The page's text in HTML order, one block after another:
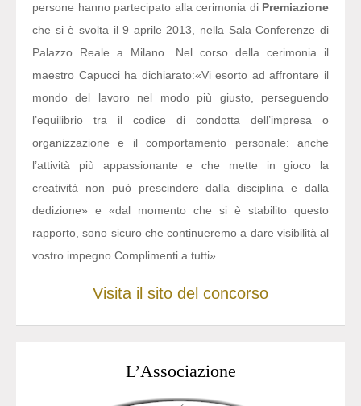
persone hanno partecipato alla cerimonia di Premiazione
che si è svolta il 9 aprile 2013, nella Sala Conferenze di
Palazzo Reale a Milano. Nel corso della cerimonia il
maestro Capucci ha dichiarato:«Vi esorto ad affrontare il
mondo del lavoro nel modo più giusto, perseguendo
l’equilibrio tra il codice di condotta dell’impresa o
organizzazione e il comportamento personale: anche
l’attività più appassionante e che mette in gioco la
creatività non può prescindere dalla disciplina e dalla
dedizione» e «dal momento che si è stabilito questo
rapporto, sono sicuro che continueremo a dare visibilità al
vostro impegno Complimenti a tutti».
Visita il sito del concorso
L’Associazione